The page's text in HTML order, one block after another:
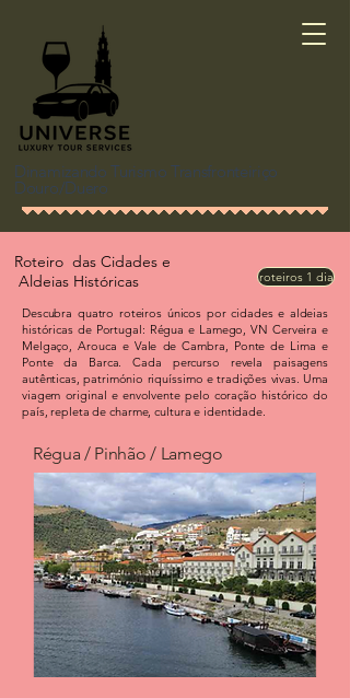
Dinamizando Turismo Transfronteiriço
Douro/Duero
Roteiro das Cidades e
Aldeias Históricas
roteiros 1 dia
Descubra quatro roteiros únicos por cidades e aldeias
históricas de Portugal: Régua e Lamego, VN Cerveira e
Melgaço, Arouca e Vale de Cambra, Ponte de Lima e
Ponte da Barca. Cada percurso revela paisagens
autênticas, património riquíssimo e tradições vivas. Uma
viagem original e envolvente pelo coração histórico do
país, repleta de charme, cultura e identidade.
Régua / Pinhão / Lamego